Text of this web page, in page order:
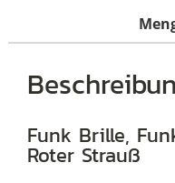
Funk Brille,
Roter Strauß